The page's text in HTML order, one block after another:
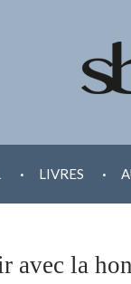
. LIVRES .
avec la